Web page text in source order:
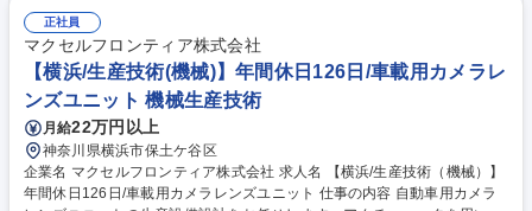
※海外出張は年1～2回程度（1週間～3ヶ月）。「自分が設計した製品が
世界中の道路を走る」というダイナミズムを実感できる環境です。 募集職
種 【横浜/機械設計】自動運転の未来を創る/年間休日126日/駅徒歩5分圏
内
正社員
マクセルフロンティア株式会社
【横浜/生産技術(機械)】年間休日126日/車載用カメラレ
ンズユニット 機械生産技術
月給22万円以上
神奈川県横浜市保土ケ谷区
企業名 マクセルフロンティア株式会社 求人名 【横浜/生産技術（機械）】
年間休日126日/車載用カメラレンズユニット 仕事の内容 自動車用カメラ